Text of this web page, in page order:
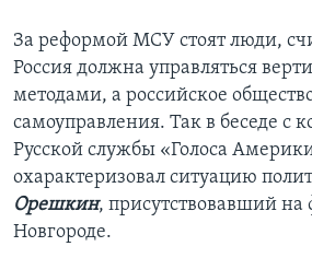
За реформой МСУ стоят люди,
Россия должна управляться
методами, а российское
самоуправления. Так в беседе с
Русской службы «Голоса
охарактеризовал ситуацию
Орешкин, присутствовавший
Новгороде.